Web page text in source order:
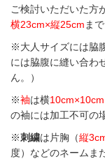
ご検討いただいた方
横23cm×縦25cm ま
※大人サイズには脇
には脇腹に縫い合わ
ん。）
※袖は横10cm×10cm
の袖には加工不可の
※刺繍は片胸（縦
度）などのネームま